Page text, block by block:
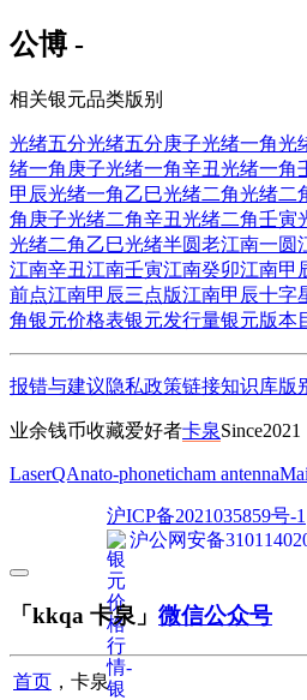
公博 -
相关银元品类版别
光绪五分光绪五分庚子光绪一角光
绪一角庚子光绪一角辛丑光绪一角
甲辰光绪一角乙巳光绪二角光绪二
角庚子光绪二角辛丑光绪二角壬寅
光绪二角乙巳光绪半圆老江南一圆
江南辛丑江南壬寅江南癸卯江南甲
前点江南甲辰三点版江南甲辰十字
角银元价格表银元发行量银元版本
报错与建议隐私政策链接知识库版
业余钱币收藏爱好者卡泉Since2021
LaserQAnato-phoneticham antenna
沪ICP备2021035859号-1
沪公网安备
「kkqa 卡泉」 微信公众号
首页 ，卡泉